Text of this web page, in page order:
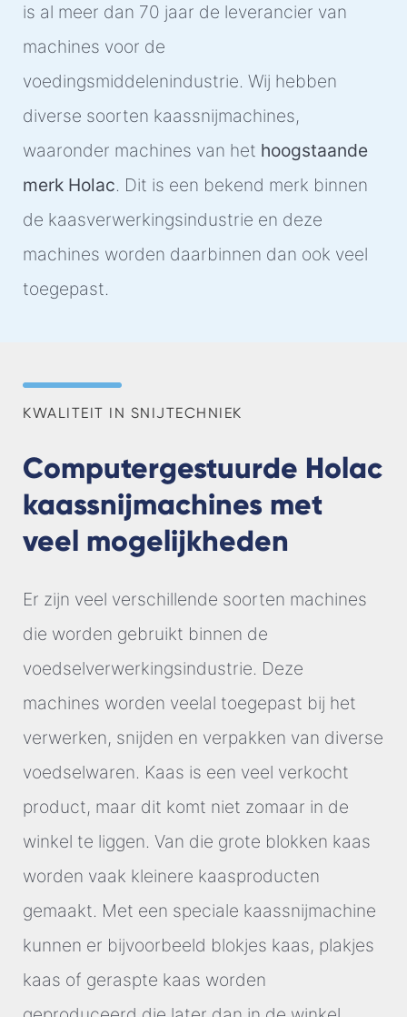
is al meer dan 70 jaar de leverancier van
machines voor de
voedingsmiddelenindustrie. Wij hebben
diverse soorten kaassnijmachines,
waaronder machines van het hoogstaande
merk Holac. Dit is een bekend merk binnen
de kaasverwerkingsindustrie en deze
machines worden daarbinnen dan ook veel
toegepast.
KWALITEIT IN SNIJTECHNIEK
Computergestuurde Holac
kaassnijmachines met
veel mogelijkheden
Er zijn veel verschillende soorten machines
die worden gebruikt binnen de
voedselverwerkingsindustrie. Deze
machines worden veelal toegepast bij het
verwerken, snijden en verpakken van diverse
voedselwaren. Kaas is een veel verkocht
product, maar dit komt niet zomaar in de
winkel te liggen. Van die grote blokken kaas
worden vaak kleinere kaasproducten
gemaakt. Met een speciale kaassnijmachine
kunnen er bijvoorbeeld blokjes kaas, plakjes
kaas of geraspte kaas worden